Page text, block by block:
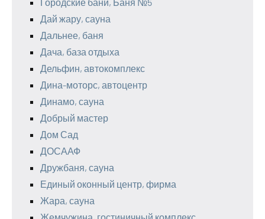
Дай жару, сауна
Дальнее, баня
Дача, база отдыха
Дельфин, автокомплекс
Дина-моторс, автоцентр
Динамо, сауна
Добрый мастер
Дом Сад
ДОСААФ
Дружбаня, сауна
Единый оконный центр, фирма
Жара, сауна